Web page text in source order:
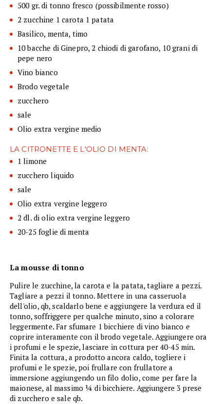
500 gr. di tonno fresco (possibilmente rosso)
2 zucchine 1 carota 1 patata
Basilico, menta, timo
10 bacche di Ginepro, 2 chiodi di garofano, 10 grani di
pepe nero
Vino bianco
Brodo vegetale
zucchero
sale
Olio extra vergine medio
LA CITRONETTE E L'OLIO DI MENTA:
1 limone
zucchero liquido
sale
Olio extra vergine leggero
2 dl. di olio extra vergine leggero
20-25 foglie di menta
La mousse di tonno
Pulire le zucchine, la carota e la patata, tagliare a pezzi.
Tagliare a pezzi il tonno. Mettere in una casseruola
dell'olio, qb, scaldarlo bene e aggiungere la verdura ed il
tonno, soffriggere per qualche minuto, sino a colorare
leggermente. Far sfumare 1 bicchiere di vino bianco e
coprire interamente con il brodo vegetale. Aggiungere ora
i profumi e le spezie, lasciare in cottura per 40-45 min.
Finita la cottura, a prodotto ancora caldo, togliere i
profumi e le spezie, poi frullare con frullatore a
immersione aggiungendo un filo dolio, come per fare la
maionese, al massimo ¼ di bicchiere. Aggiungere 3 prese
di zucchero e sale qb.